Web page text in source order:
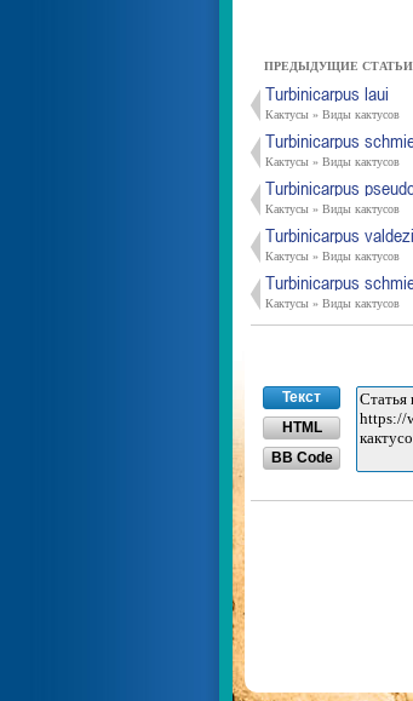
ПРЕДЫДУЩИЕ СТАТЬИ
Turbinicarpus laui
Кактусы » Виды кактусов
Turbinicarpus
Кактусы » Виды кактусов
Turbinicarpus
Кактусы » Виды кактусов
Turbinicarpus
Кактусы » Виды кактусов
Turbinicarpus
Кактусы » Виды кактусов
Текст
HTML
BB Code